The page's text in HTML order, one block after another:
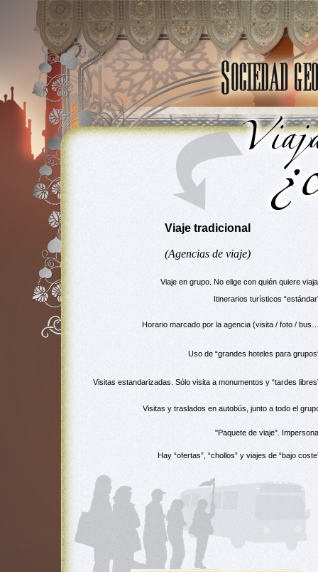
Viaje tradicional
(Agencias de viaje)
Viaje en grupo. No elige con quién quiere
Itinerarios turísticos
Horario marcado por la agencia (visita / foto /
Uso de “grandes hoteles para
Visitas estandarizadas. Sólo visita a monumentos y “tardes
Visitas y traslados en autobús, junto a todo el
"Paquete de viaje".
Hay “ofertas”, “chollos” y viajes de “bajo